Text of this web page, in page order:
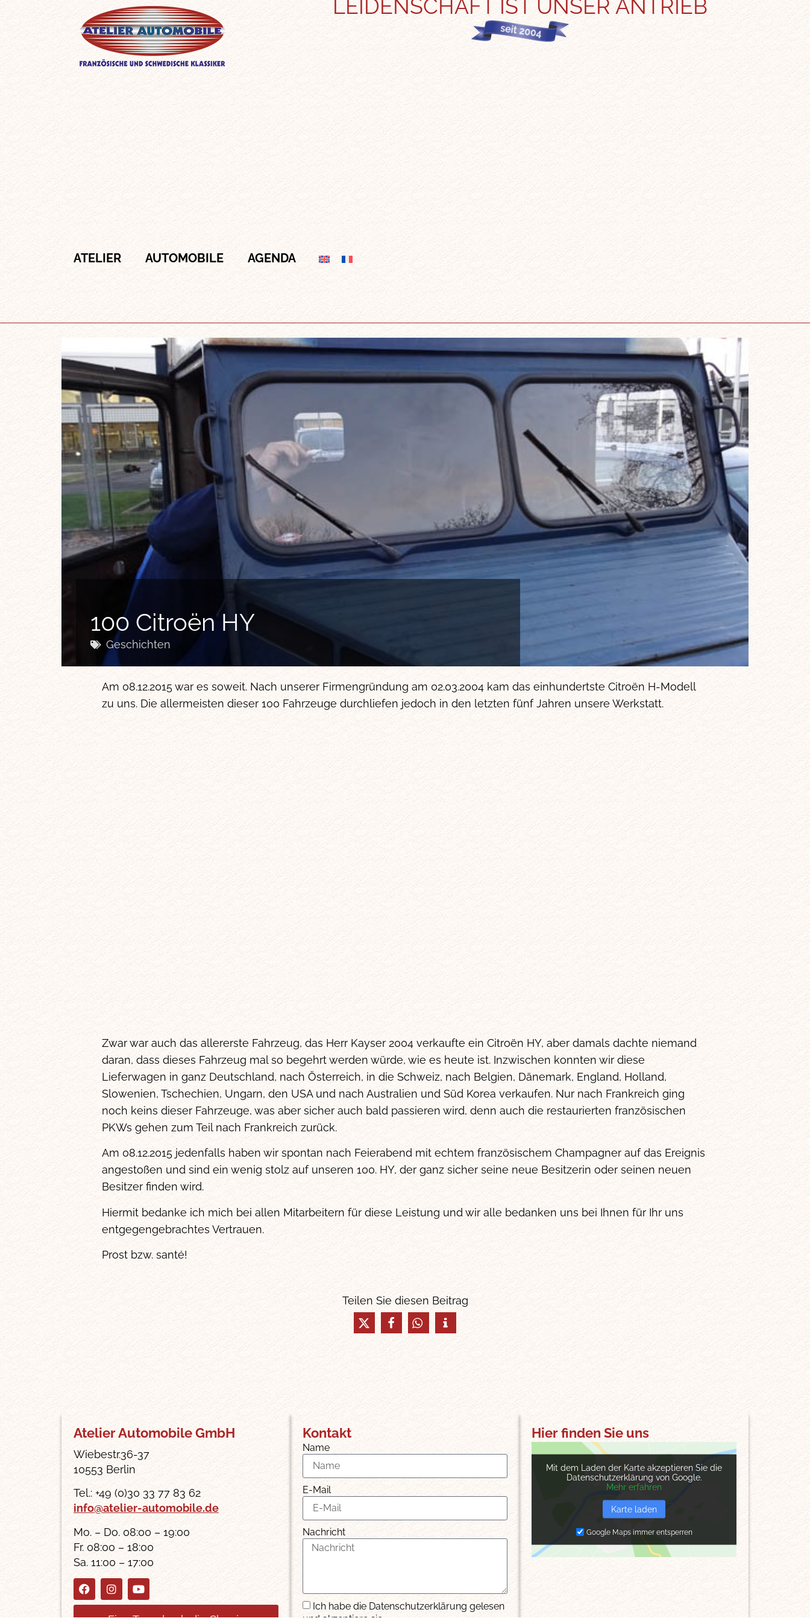
LEIDENSCHAFT IST UNSER ANTRIEB
ATELIER AUTOMOBILE AGENDA
100 Citroën HY
Geschichten
Am 08.12.2015 war es soweit. Nach unserer Firmengründung am 02.03.2004 kam das einhundertste Citroën H-Modell
zu uns. Die allermeisten dieser 100 Fahrzeuge durchliefen jedoch in den letzten fünf Jahren unsere Werkstatt.
Zwar war auch das allererste Fahrzeug, das Herr Kayser 2004 verkaufte ein Citroën HY, aber damals dachte niemand
daran, dass dieses Fahrzeug mal so begehrt werden würde, wie es heute ist. Inzwischen konnten wir diese
Lieferwagen in ganz Deutschland, nach Österreich, in die Schweiz, nach Belgien, Dänemark, England, Holland,
Slowenien, Tschechien, Ungarn, den USA und nach Australien und Süd Korea verkaufen. Nur nach Frankreich ging
noch keins dieser Fahrzeuge, was aber sicher auch bald passieren wird, denn auch die restaurierten französischen
PKWs gehen zum Teil nach Frankreich zurück.
Am 08.12.2015 jedenfalls haben wir spontan nach Feierabend mit echtem französischem Champagner auf das Ereignis
angestoßen und sind ein wenig stolz auf unseren 100. HY, der ganz sicher seine neue Besitzerin oder seinen neuen
Besitzer finden wird.
Hiermit bedanke ich mich bei allen Mitarbeitern für diese Leistung und wir alle bedanken uns bei Ihnen für Ihr uns
entgegengebrachtes Vertrauen.
Prost bzw. santé!
Teilen Sie diesen Beitrag
Atelier Automobile GmbH
Wiebestr.36-37
10553 Berlin
Tel.: +49 (0)30 33 77 83 62
info@atelier-automobile.de
Mo. – Do. 08:00 – 19:00
Fr. 08:00 – 18:00
Sa. 11:00 – 17:00
Kontakt
Name
E-Mail
Nachricht
Ich habe die Datenschutzerklärung gelesen
und akzeptiere sie.
Hier finden Sie uns
Mit dem Laden der Karte akzeptieren Sie die
Datenschutzerklärung von Google.
Mehr erfahren
Karte laden
Google Maps immer entsperren